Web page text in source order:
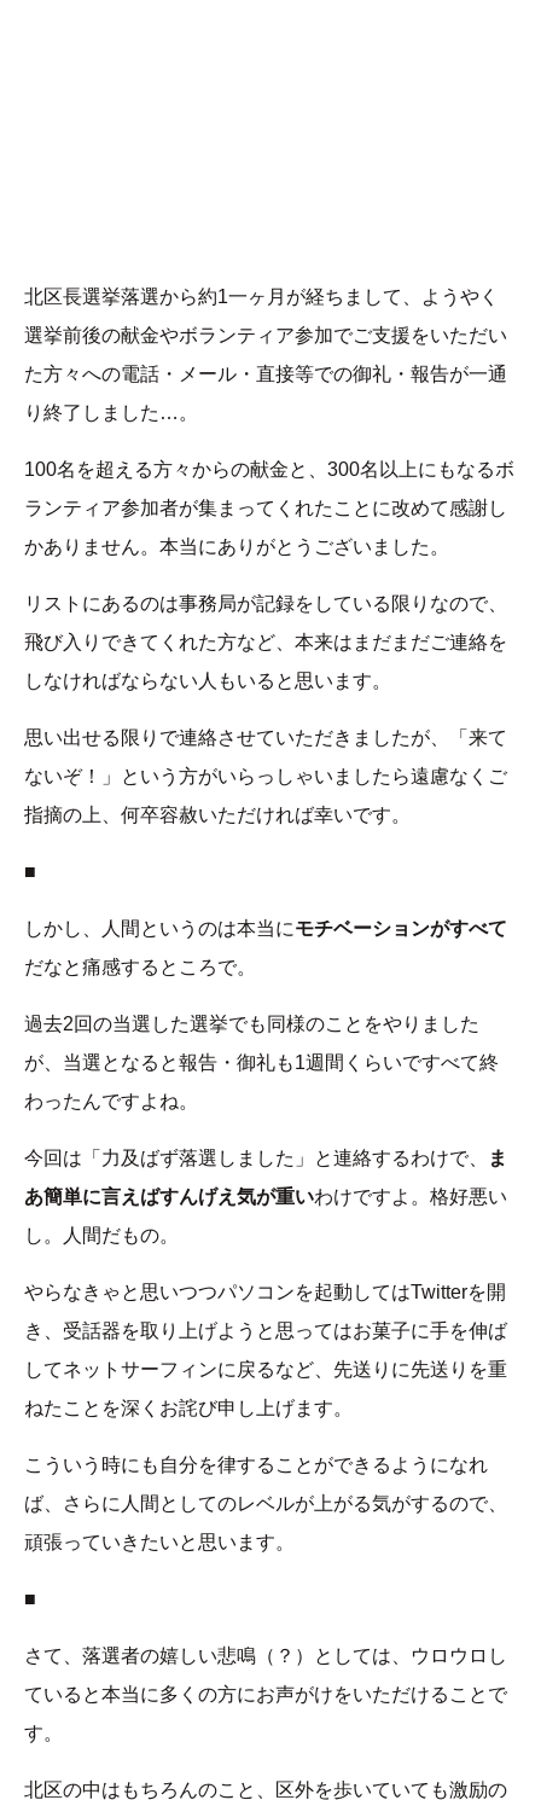
北区長選挙落選から約1一ヶ月が経ちまして、ようやく
選挙前後の献金やボランティア参加でご支援をいただい
た方々への電話・メール・直接等での御礼・報告が一通
り終了しました…。
100名を超える方々からの献金と、300名以上にもなるボ
ランティア参加者が集まってくれたことに改めて感謝し
かありません。本当にありがとうございました。
リストにあるのは事務局が記録をしている限りなので、
飛び入りできてくれた方など、本来はまだまだご連絡を
しなければならない人もいると思います。
思い出せる限りで連絡させていただきましたが、「来て
ないぞ！」という方がいらっしゃいましたら遠慮なくご
指摘の上、何卒容赦いただければ幸いです。
■
しかし、人間というのは本当にモチベーションがすべて
だなと痛感するところで。
過去2回の当選した選挙でも同様のことをやりました
が、当選となると報告・御礼も1週間くらいですべて終
わったんですよね。
今回は「力及ばず落選しました」と連絡するわけで、
ま
あ簡単に言えばすんげえ気が重いわけですよ。格好悪い
し。人間だもの。
やらなきゃと思いつつパソコンを起動してはTwitterを開
き、受話器を取り上げようと思ってはお菓子に手を伸ば
してネットサーフィンに戻るなど、先送りに先送りを重
ねたことを深くお詫び申し上げます。
こういう時にも自分を律することができるようになれ
ば、さらに人間としてのレベルが上がる気がするので、
頑張っていきたいと思います。
■
さて、落選者の嬉しい悲鳴（？）としては、ウロウロし
ていると本当に多くの方にお声がけをいただけることで
す。
北区の中はもちろんのこと、区外を歩いていても激励の